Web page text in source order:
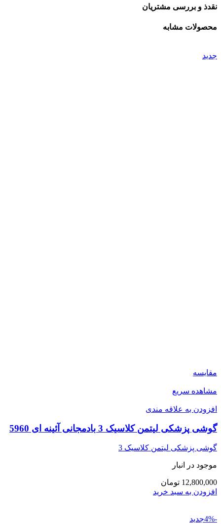
نقدذ و بررسی مشتریان
محصولات مشابه
جدید
مقایسه
مشاهده سریع
افزودن به علاقه مندی
گوشی پزشکی لیتمن کلاسیک 3 بادمجانی آئینه ای 5960
گوشی پزشکی لیتمن کلاسیک 3
موجود در انبار
12,800,000 تومان
افزودن به سبد خرید
-4%جدید